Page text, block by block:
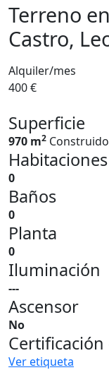
Terreno
Castro,
Alquiler/mes
400 €
Superficie
970 m2
Habitaciones
0
Baños
0
Planta
0
Iluminación
---
Ascensor
No
Ver etiqueta